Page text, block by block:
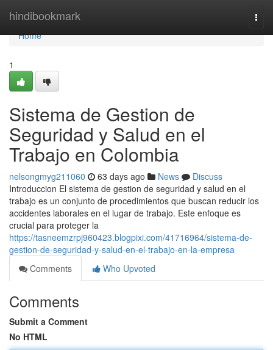
hindibookmark
Home
Home
1
Sistema de Gestion de
Seguridad y Salud en el
Trabajo en Colombia
nelsongmyg211060 63 days ago News
Discuss
Introduccion El sistema de gestion de seguridad y salud en el
trabajo es un conjunto de procedimientos que buscan reducir los
accidentes laborales en el lugar de trabajo. Este enfoque es
crucial para proteger la
https://tasneemzrpj960423.blogpixi.com/41716964/sistema-de-
gestion-de-seguridad-y-salud-en-el-trabajo-en-la-empresa
Comments
Who Upvoted
Comments
Submit a Comment
No HTML